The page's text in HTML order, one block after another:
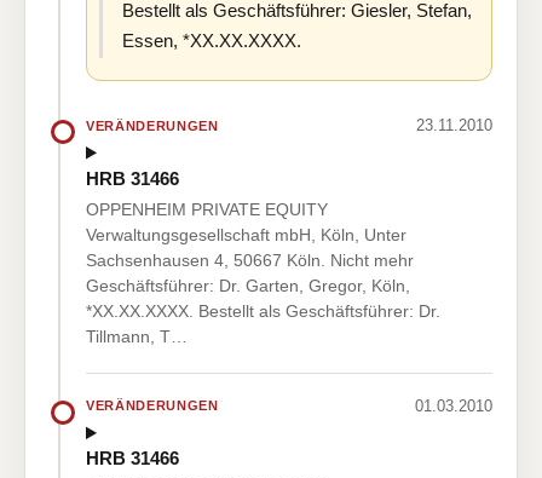
Bestellt als Geschäftsführer: Giesler, Stefan,
Essen, *XX.XX.XXXX.
VERÄNDERUNGEN 23.11.2010
HRB 31466
OPPENHEIM PRIVATE EQUITY
Verwaltungsgesellschaft mbH, Köln, Unter
Sachsenhausen 4, 50667 Köln. Nicht mehr
Geschäftsführer: Dr. Garten, Gregor, Köln,
*XX.XX.XXXX. Bestellt als Geschäftsführer: Dr.
Tillmann, T…
VERÄNDERUNGEN 01.03.2010
HRB 31466